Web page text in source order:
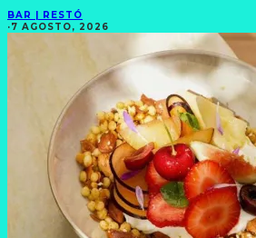
BAR | RESTÓ
·7 AGOSTO, 2026